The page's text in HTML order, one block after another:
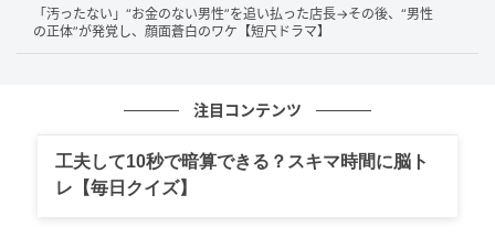
ソファに座って話す二人の女性。
「汚ったない」“お金のない男性”を追い払った店長→その後、“男性
の正体”が発覚し、顔面蒼白のワケ【短尺ドラマ】
注目コンテンツ
工夫して10秒で暗算できる？スキマ時間に脳ト
レ【毎日クイズ】